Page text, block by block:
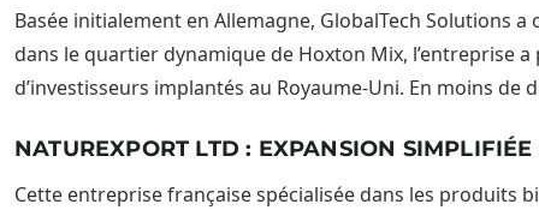
Basée initialement en Allemagne, GlobalTech Solutions
dans le quartier dynamique de Hoxton Mix, l’entreprise
d’investisseurs implantés au Royaume-Uni. En moins
NATUREXPORT LTD : EXPANSION
Cette entreprise française spécialisée dans les produits